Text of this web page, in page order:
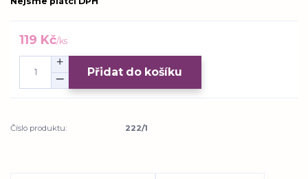
119 Kč/ks
Přidat do košíku
Číslo produktu: 222/1